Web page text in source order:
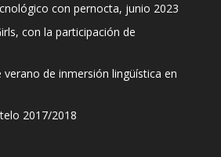
con pernocta, junio 2023
con la participación de
de inmersión lingüística en
2017/2018